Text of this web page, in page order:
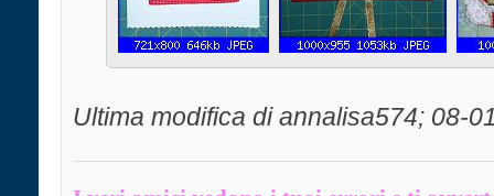
Ultima modifica di annalisa574; 08-